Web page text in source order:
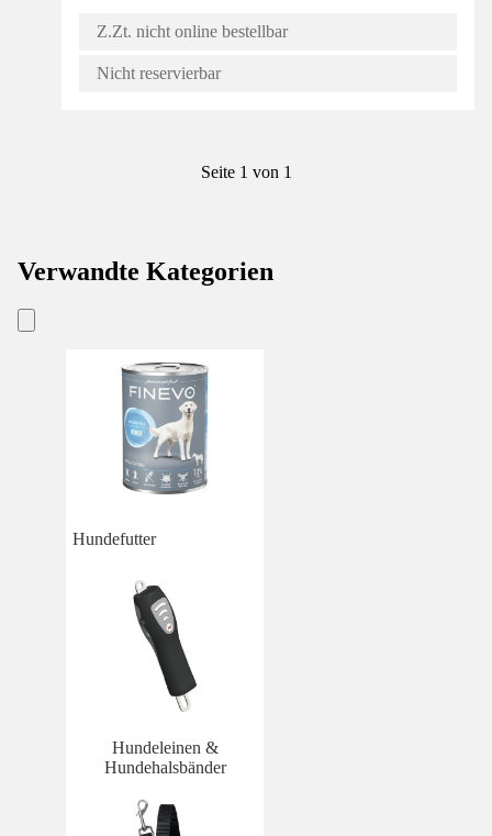
Z.Zt. nicht online bestellbar
Nicht reservierbar
Seite 1 von 1
Verwandte Kategorien
Hundefutter
Hundeleinen &
Hundehalsbänder